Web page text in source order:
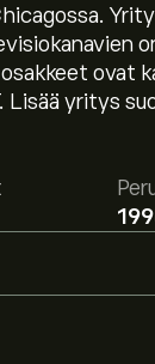
ovat
Lisää yritys
Inc on
Group Inc
odotettuun